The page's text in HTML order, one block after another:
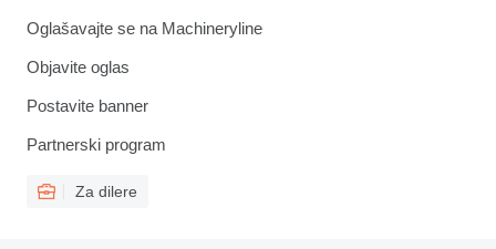
Oglašavajte se na Machineryline
Objavite oglas
Postavite banner
Partnerski program
Za dilere